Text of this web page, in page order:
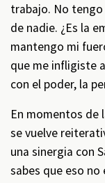
trabajo. No
de nadie. ¿Es la
mantengo mi
que me infligiste
con el poder, la
En momentos de
se vuelve
una sinergia con
sabes que eso no